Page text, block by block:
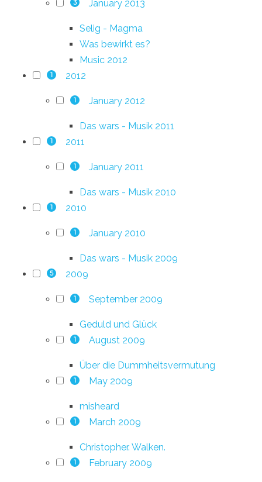
3 January 2013
Selig - Magma
Was bewirkt es?
Music 2012
1 2012
1 January 2012
Das wars - Musik 2011
1 2011
1 January 2011
Das wars - Musik 2010
1 2010
1 January 2010
Das wars - Musik 2009
5 2009
1 September 2009
Geduld und Glück
1 August 2009
Über die Dummheitsvermutung
1 May 2009
misheard
1 March 2009
Christopher. Walken.
1 February 2009